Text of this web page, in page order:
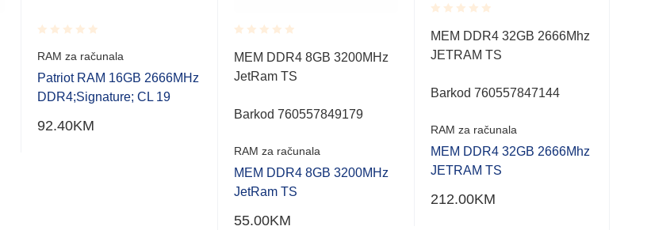
Rated
0.001
out
of
5
RAM za računala
Patriot RAM 16GB 2666MHz
DDR4;Signature; CL 19
92.40KM
Rated
0.001
out
MEM DDR4 8GB 3200MHz
JetRam TS
Barkod 760557849179
RAM za računala
MEM DDR4 8GB 3200MHz
JetRam TS
55.00KM
Rated
0.001
out
MEM DDR4 32GB 2666Mhz
JETRAM TS
Barkod 760557847144
RAM za računala
MEM DDR4 32GB 2666Mhz
JETRAM TS
212.00KM